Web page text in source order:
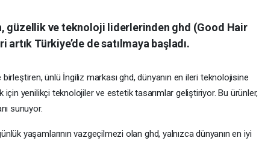
güzellik ve teknoloji liderlerinden ghd (Good Hair
Türkiye’de de satılmaya başladı.
ünlü İngiliz markası ghd, dünyanın en ileri teknolojisine
yenilikçi teknolojiler ve estetik tasarımlar geliştiriyor. Bu ürünler,
sunuyor.
yaşamlarının vazgeçilmezi olan ghd, yalnızca dünyanın en iyi